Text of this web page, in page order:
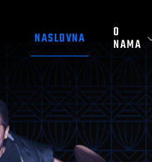
NASLOVNA O
NAMA